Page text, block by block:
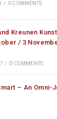
/ 0 COMMENTS
Kreunen
/ 3
/ 0 COMMENTS
– An Omni-